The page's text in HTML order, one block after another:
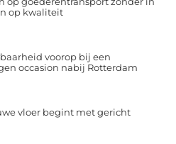
op kwaliteit
voorop bij een
occasion nabij Rotterdam
vloer begint met gericht